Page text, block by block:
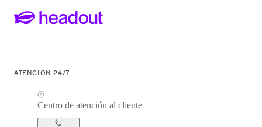
ATENCIÓN 24/7
Centro de atención al cliente